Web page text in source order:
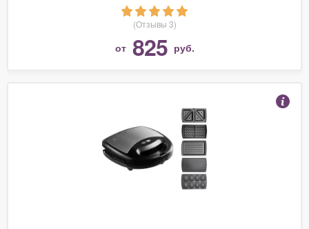
(Отзывы 3)
от 825 руб.